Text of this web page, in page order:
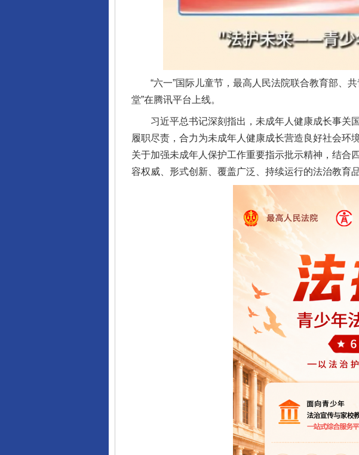
“六一”国际儿童节，最高人民法院联合教育部、
堂”在腾讯平台上线。
习近平总书记深刻指出，未成年人健康成长事关
履职尽责，合力为未成年人健康成长营造良好社会环
关于加强未成年人保护工作重要指示批示精神，结合
容权威、形式创新、覆盖广泛、持续运行的法治教育